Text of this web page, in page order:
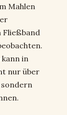
Mahlen
Fließband
in
nur über